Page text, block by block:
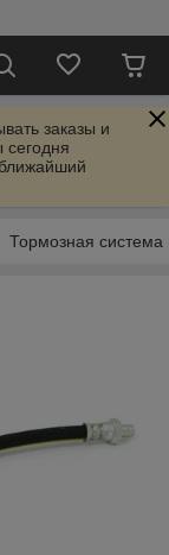
заказы и
сегодня
Тормозная система